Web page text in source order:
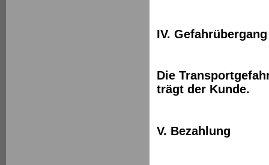
IV. Gefahrübergang
Die
trägt der Kunde.
V. Bezahlung